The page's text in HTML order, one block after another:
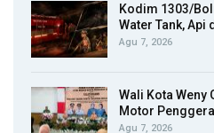
Kodim 1303/
Water Tank, Api
Agu 7, 2026
Wali Kota Weny
Motor
Agu 7, 2026